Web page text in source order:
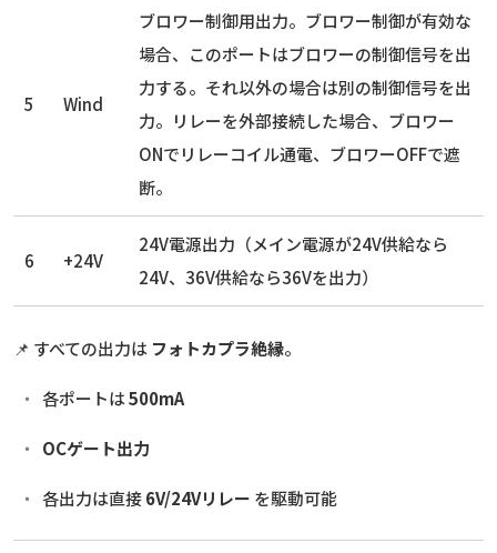
5 Wind
ブロワー制御用出力。ブロワー制御が有効な
場合、このポートはブロワーの制御信号を出
力する。それ以外の場合は別の制御信号を出
力。リレーを外部接続した場合、ブロワー
ONでリレーコイル通電、ブロワーOFFで遮
断。
6 +24V
24V電源出力（メイン電源が24V供給なら
24V、36V供給なら36Vを出力）
📌 すべての出力は フォトカプラ絶縁。
各ポートは500mA
OCゲート出力
各出力は直接6V/24Vリレー を駆動可能